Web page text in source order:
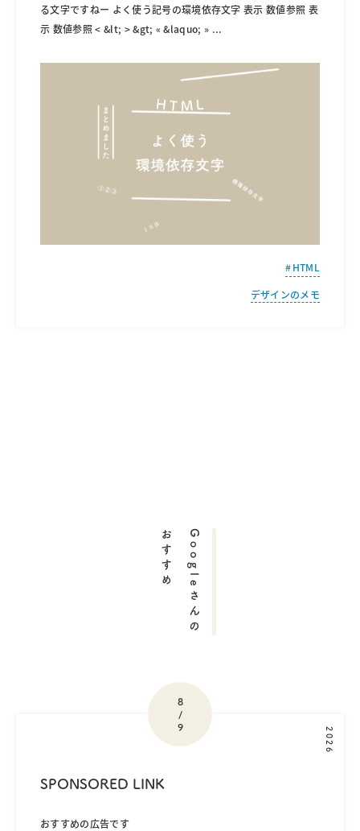
る文字ですねー よく使う記号の環境依存文字 表示 数値参照 表
示 数値参照 < &lt; > &gt; « &laquo; » ...
HTML
デザインのメモ
Googleさんの
おすすめ
8
/
9
2026
SPONSORED LINK
おすすめの広告です